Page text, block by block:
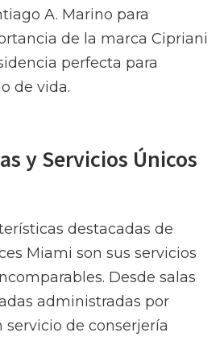
A. Marino para
de la marca Cipriani
perfecta para
de vida.
y Servicios Únicos
destacadas de
Miami son sus servicios
Desde salas
administradas por
de conserjería